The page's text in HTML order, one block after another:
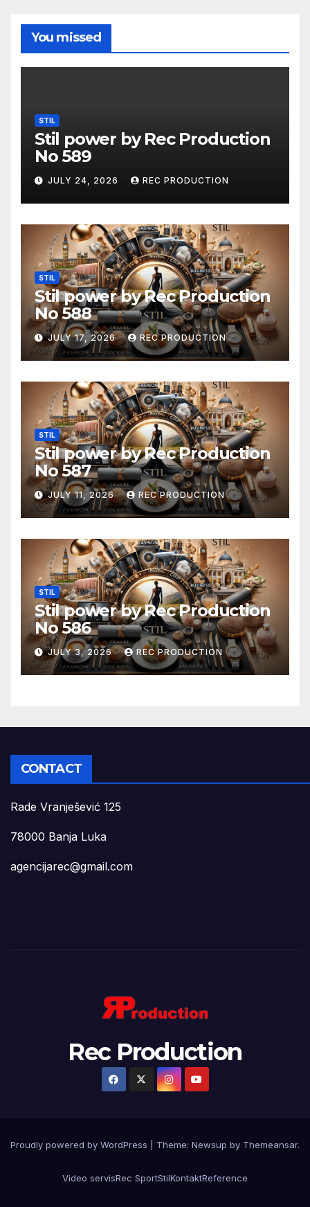
You missed
STIL
Stil power by Rec Production
No 589
JULY 24, 2026 REC PRODUCTION
STIL
Stil power by Rec Production
No 588
JULY 17, 2026 REC PRODUCTION
STIL
Stil power by Rec Production
No 587
JULY 11, 2026 REC PRODUCTION
STIL
Stil power by Rec Production
No 586
JULY 3, 2026 REC PRODUCTION
CONTACT
Rade Vranješević 125
78000 Banja Luka
agencijarec@gmail.com
Rec Production
Proudly powered by WordPress Theme: Newsup by Themeansar.
Video servisRec SportStilKontaktReference